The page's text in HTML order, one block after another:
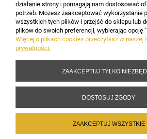
INFORMACJE
Copyright 2017-2026
działanie strony i pomagają nam dostosować
potrzeb. Możesz zaakceptować wykorzystanie
wszystkich tych plików i przejść do sklepu lub
plików do swoich preferencji, wybierając opcję
Więcej o plikach cookies przeczytasz w naszej
prywatności.
ZAAKCEPTUJ TYLKO
DOSTOSUJ ZGODY
ZAAKCEPTUJ WSZYSTKIE